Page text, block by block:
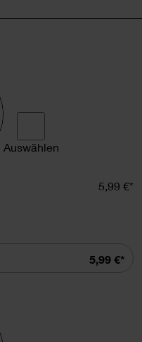
Auswählen
5,99 €*
Summe
5,99 €*